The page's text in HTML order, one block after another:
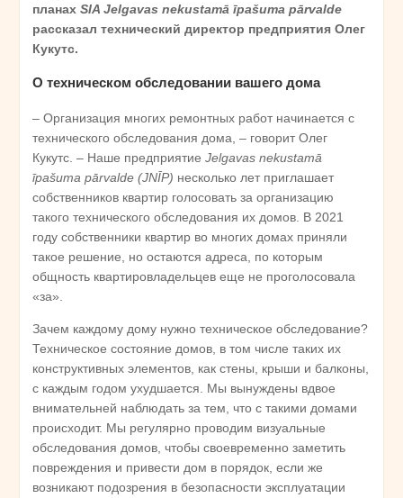
планах SIA Jelgavas nekustamā īpašuma pārvalde
рассказал технический директор предприятия Олег
Кукутс.
О техническом обследовании вашего дома
– Организация многих ремонтных работ начинается с
технического обследования дома, – говорит Олег
Кукутс. – Наше предприятие Jelgavas nekustamā
īpašuma pārvalde (JNĪP) несколько лет приглашает
собственников квартир голосовать за организацию
такого технического обследования их домов. В 2021
году собственники квартир во многих домах приняли
такое решение, но остаются адреса, по которым
общность квартировладельцев еще не проголосовала
«за».
Зачем каждому дому нужно техническое обследование?
Техническое состояние домов, в том числе таких их
конструктивных элементов, как стены, крыши и балконы,
с каждым годом ухудшается. Мы вынуждены вдвое
внимательней наблюдать за тем, что с такими домами
происходит. Мы регулярно проводим визуальные
обследования домов, чтобы своевременно заметить
повреждения и привести дом в порядок, если же
возникают подозрения в безопасности эксплуатации